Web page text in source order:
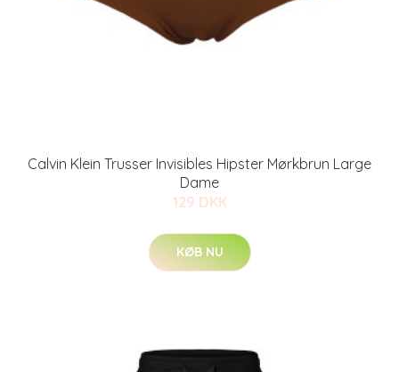
Calvin Klein Trusser Invisibles Hipster Mørkbrun Large
Dame
129 DKK
KØB NU